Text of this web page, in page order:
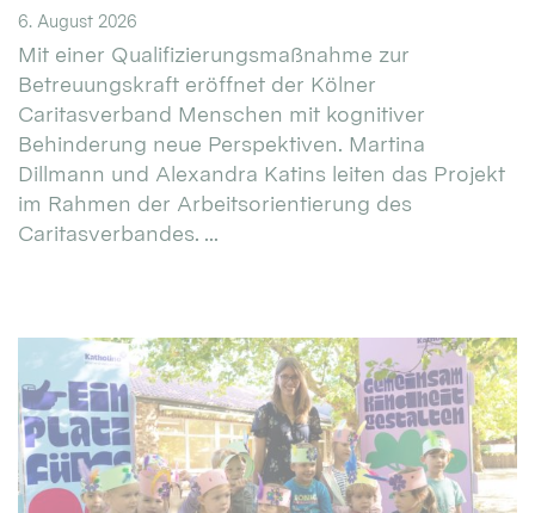
6. August 2026
Mit einer Qualifizierungsmaßnahme zur
Betreuungskraft eröffnet der Kölner
Caritasverband Menschen mit kognitiver
Behinderung neue Perspektiven. Martina
Dillmann und Alexandra Katins leiten das Projekt
im Rahmen der Arbeitsorientierung des
Caritasverbandes. ...